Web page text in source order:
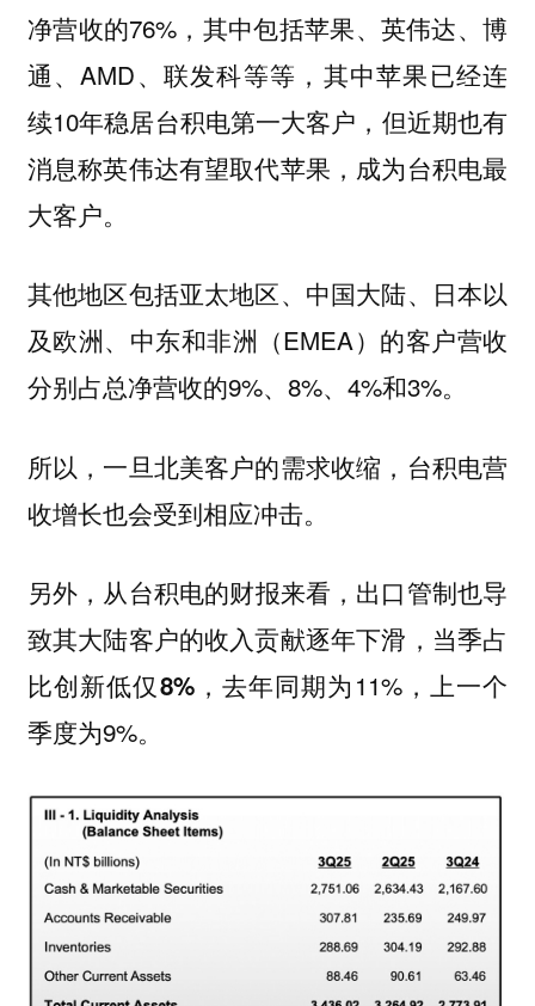
净营收的76%，其中包括苹果、英伟达、博
通、AMD、联发科等等，其中苹果已经连
续10年稳居台积电第一大客户，但近期也有
消息称英伟达有望取代苹果，成为台积电最
大客户。
其他地区包括亚太地区、中国大陆、日本以
及欧洲、中东和非洲（EMEA）的客户营收
分别占总净营收的9%、8%、4%和3%。
所以，一旦北美客户的需求收缩，台积电营
收增长也会受到相应冲击。
另外， 从台积电的财报来看，出口管制也导
致其大陆客户的收入贡献逐年下滑，当季占
比创新低仅8%，去年同期为11%，上一个
季度为9%。